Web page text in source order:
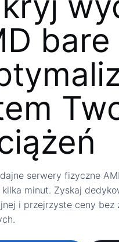
serwery fizyczne
minut. Zyskaj
i przejrzyste ceny bez